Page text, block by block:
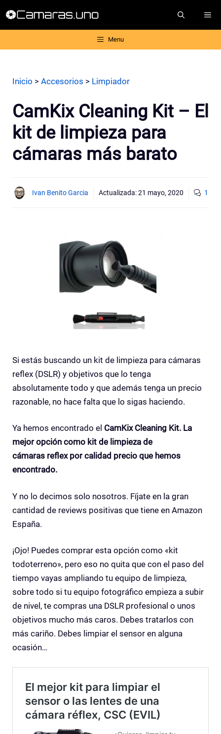
Menu
Inicio > Accesorios > Limpiador
CamKix Cleaning Kit – El
kit de limpieza para
cámaras más barato
Ivan Benito Garcia Actualizada:21 mayo, 2020 1
Si estás buscando un kit de limpieza para cámaras
reflex (DSLR) y objetivos que lo tenga
absolutamente todo y que además tenga un precio
razonable, no hace falta que lo sigas haciendo.
Ya hemos encontrado el CamKix Cleaning Kit. La
mejor opción como kit de limpieza de
cámaras reflex por calidad precio que hemos
encontrado.
Y no lo decimos solo nosotros. Fíjate en la gran
cantidad de reviews positivas que tiene en Amazon
España.
¡Ojo! Puedes comprar esta opción como «kit
todoterreno», pero eso no quita que con el paso del
tiempo vayas ampliando tu equipo de limpieza,
sobre todo si tu equipo fotográfico empieza a subir
de nivel, te compras una DSLR profesional o unos
objetivos mucho más caros. Debes tratarlos con
más cariño. Debes limpiar el sensor en alguna
ocasión…